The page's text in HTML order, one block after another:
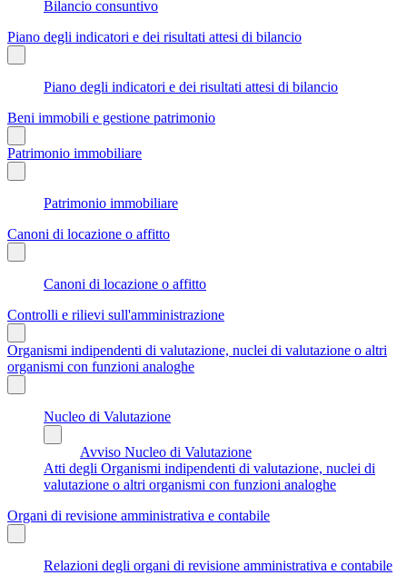
Bilancio consuntivo
Piano degli indicatori e dei risultati attesi di bilancio
Piano degli indicatori e dei risultati attesi di bilancio
Beni immobili e gestione patrimonio
Patrimonio immobiliare
Patrimonio immobiliare
Canoni di locazione o affitto
Canoni di locazione o affitto
Controlli e rilievi sull'amministrazione
Organismi indipendenti di valutazione, nuclei di valutazione o altri
organismi con funzioni analoghe
Nucleo di Valutazione
Avviso Nucleo di Valutazione
Atti degli Organismi indipendenti di valutazione, nuclei di
valutazione o altri organismi con funzioni analoghe
Organi di revisione amministrativa e contabile
Relazioni degli organi di revisione amministrativa e contabile